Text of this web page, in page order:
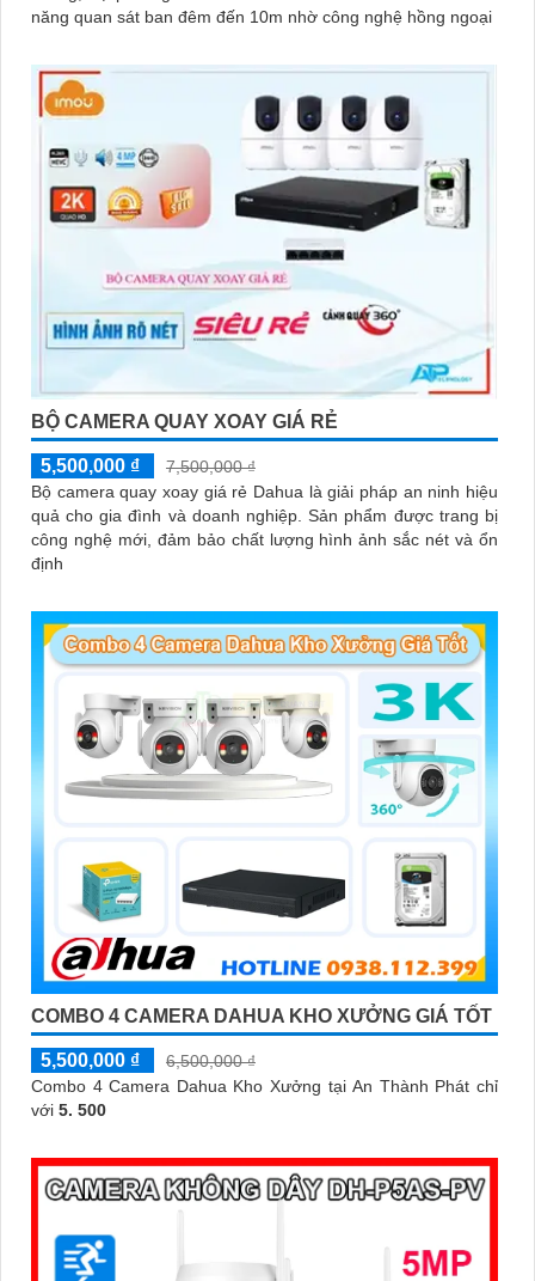
năng quan sát ban đêm đến 10m nhờ công nghệ hồng ngoại
BỘ CAMERA QUAY XOAY GIÁ RẺ
5,500,000 ₫
7,500,000 ₫
Bộ camera quay xoay giá rẻ Dahua là giải pháp an ninh hiệu
quả cho gia đình và doanh nghiệp. Sản phẩm được trang bị
công nghệ mới, đảm bảo chất lượng hình ảnh sắc nét và ổn
định
COMBO 4 CAMERA DAHUA KHO XƯỞNG GIÁ TỐT
5,500,000 ₫
6,500,000 ₫
Combo 4 Camera Dahua Kho Xưởng tại An Thành Phát chỉ
với 5. 500